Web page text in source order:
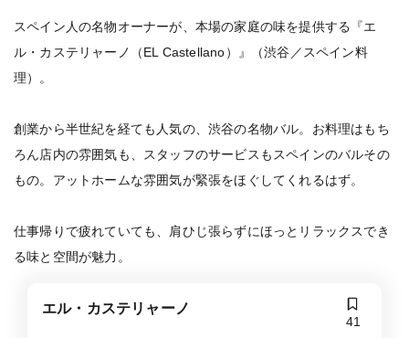
スペイン人の名物オーナーが、本場の家庭の味を提供する『エ
ル・カステリャーノ（EL Castellano）』（渋谷／スペイン料
理）。
創業から半世紀を経ても人気の、渋谷の名物バル。お料理はもち
ろん店内の雰囲気も、スタッフのサービスもスペインのバルその
もの。アットホームな雰囲気が緊張をほぐしてくれるはず。
仕事帰りで疲れていても、肩ひじ張らずにほっとリラックスでき
る味と空間が魅力。
エル・カステリャーノ
41